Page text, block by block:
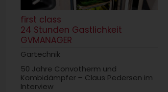
first class
24 Stunden Gastlichkeit
GVMANAGER
Gartechnik
50 Jahre Convotherm und
Kombidämpfer – Claus Pedersen im
Interview